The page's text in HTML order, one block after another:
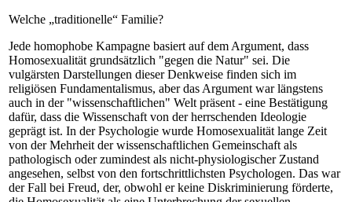
Welche „traditionelle“ Familie?
Jede homophobe Kampagne basiert auf dem Argument, dass
Homosexualität grundsätzlich "gegen die Natur" sei. Die
vulgärsten Darstellungen dieser Denkweise finden sich im
religiösen Fundamentalismus, aber das Argument war längstens
auch in der "wissenschaftlichen" Welt präsent - eine Bestätigung
dafür, dass die Wissenschaft von der herrschenden Ideologie
geprägt ist. In der Psychologie wurde Homosexualität lange Zeit
von der Mehrheit der wissenschaftlichen Gemeinschaft als
pathologisch oder zumindest als nicht-physiologischer Zustand
angesehen, selbst von den fortschrittlichsten Psychologen. Das war
der Fall bei Freud, der, obwohl er keine Diskriminierung förderte,